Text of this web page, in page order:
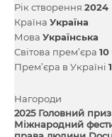
Рік створення 2024
Країна Україна
Мова Українська
Світова прем’єра
Прем’єра в Україні
Нагороди
2025 Головний
Міжнародний